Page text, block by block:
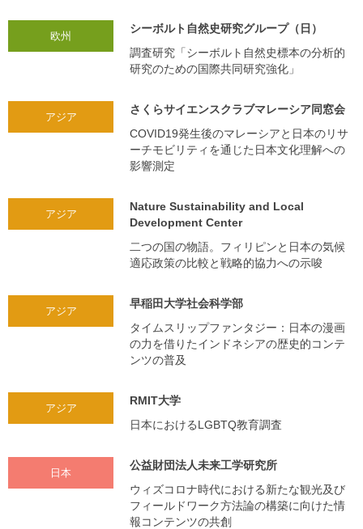
欧州
シーボルト自然史研究グループ（日）
調査研究「シーボルト自然史標本の分析的
研究のための国際共同研究強化」
アジア
さくらサイエンスクラブマレーシア同窓会
COVID19発生後のマレーシアと日本のリサ
ーチモビリティを通じた日本文化理解への
影響測定
アジア
Nature Sustainability and Local
Development Center
二つの国の物語。フィリピンと日本の気候
適応政策の比較と戦略的協力への示唆
アジア
早稲田大学社会科学部
タイムスリップファンタジー：日本の漫画
の力を借りたインドネシアの歴史的コンテ
ンツの普及
アジア
RMIT大学
日本におけるLGBTQ教育調査
日本
公益財団法人未来工学研究所
ウィズコロナ時代における新たな観光及び
フィールドワーク方法論の構築に向けた情
報コンテンツの共創